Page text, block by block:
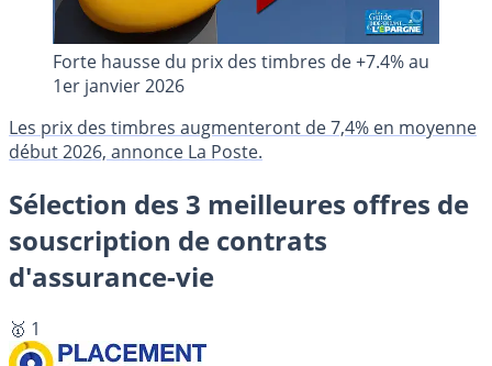
Forte hausse du prix des timbres de +7.4% au
1er janvier 2026
Les prix des timbres augmenteront de 7,4% en moyenne
début 2026, annonce La Poste.
Sélection des 3 meilleures offres de
souscription de contrats
d'assurance-vie
🥇 1